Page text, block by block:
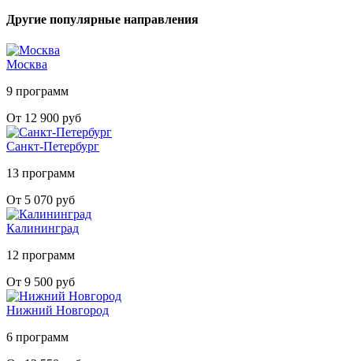
Другие популярные направления
Москва
9 программ
От 12 900 руб
Санкт-Петербург
13 программ
От 5 070 руб
Калининград
12 программ
От 9 500 руб
Нижний Новгород
6 программ